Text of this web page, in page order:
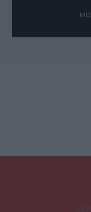
Tu dirección de correo
obligatorios están